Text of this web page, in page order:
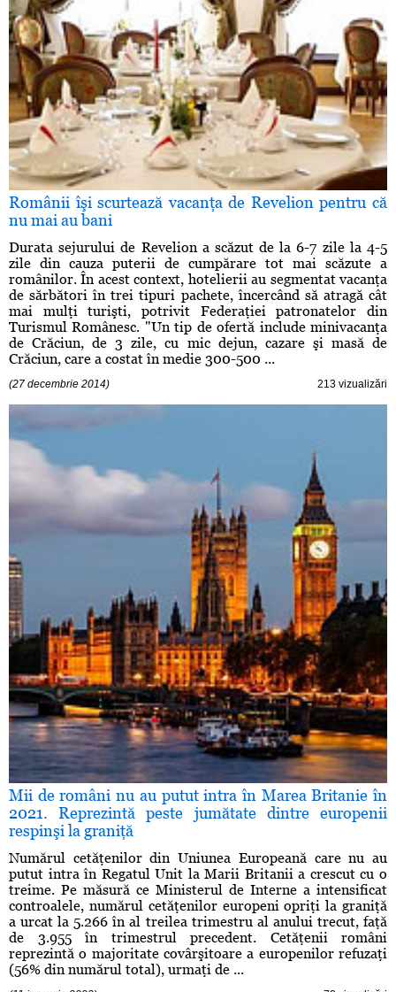
Românii îşi scurtează vacanţa de Revelion pentru că
nu mai au bani
Durata sejurului de Revelion a scăzut de la 6-7 zile la 4-5
zile din cauza puterii de cumpărare tot mai scăzute a
românilor. În acest context, hotelierii au segmentat vacanţa
de sărbători în trei tipuri pachete, încercând să atragă cât
mai mulţi turişti, potrivit Federaţiei patronatelor din
Turismul Românesc. "Un tip de ofertă include minivacanţa
de Crăciun, de 3 zile, cu mic dejun, cazare şi masă de
Crăciun, care a costat în medie 300-500 ...
(27 decembrie 2014) 213 vizualizări
Mii de români nu au putut intra în Marea Britanie în
2021. Reprezintă peste jumătate dintre europenii
respinşi la graniţă
Numărul cetăţenilor din Uniunea Europeană care nu au
putut intra în Regatul Unit la Marii Britanii a crescut cu o
treime. Pe măsură ce Ministerul de Interne a intensificat
controalele, numărul cetăţenilor europeni opriţi la graniţă
a urcat la 5.266 în al treilea trimestru al anului trecut, faţă
de 3.955 în trimestrul precedent. Cetăţenii români
reprezintă o majoritate covârşitoare a europenilor refuzaţi
(56% din numărul total), urmaţi de ...